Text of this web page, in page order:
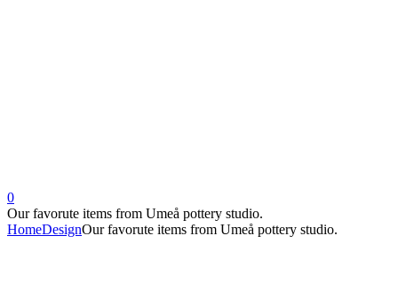
0
Our favorute items from Umeå pottery studio.
HomeDesignOur favorute items from Umeå pottery studio.